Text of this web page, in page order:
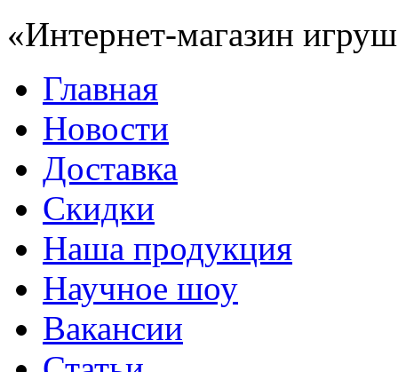
«Интернет-магазин
Главная
Новости
Доставка
Скидки
Наша продукция
Научное шоу
Вакансии